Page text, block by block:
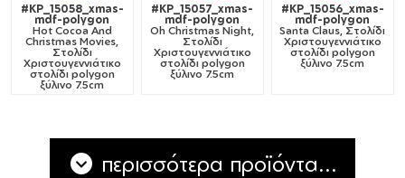
#KP_15058_xmas-
mdf-polygon
Hot Cocoa And
Christmas Movies,
Στολίδι
Χριστουγεννιάτικο
στολίδι polygon
ξύλινο 7.5cm
#KP_15057_xmas-
mdf-polygon
Oh Christmas Night,
Στολίδι
Χριστουγεννιάτικο
στολίδι polygon
ξύλινο 7.5cm
#KP_15056_xmas-
mdf-polygon
Santa Claus, Στολίδι
Χριστουγεννιάτικο
στολίδι polygon
ξύλινο 7.5cm
περισσότερα προϊόντα...